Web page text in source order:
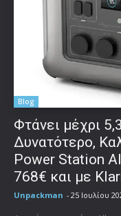
Blog
Φτάνει μέχρι
Δυνατότερο,
Power Station
768€ και με
Unpackman - 25 Ιουλίου